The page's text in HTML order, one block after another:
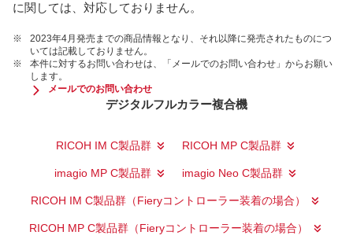
に関しては、対応しておりません。
※
2023年4月発売までの商品情報となり、それ以降に発売されたものにつ
いては記載しておりません。
※
本件に対するお問い合わせは、「メールでのお問い合わせ」からお願い
します。
メールでのお問い合わせ
デジタルフルカラー複合機
RICOH IM C製品群 RICOH MP C製品群
imagio MP C製品群 imagio Neo C製品群
RICOH IM C製品群（Fieryコントローラー装着の場合）
RICOH MP C製品群（Fieryコントローラー装着の場合）